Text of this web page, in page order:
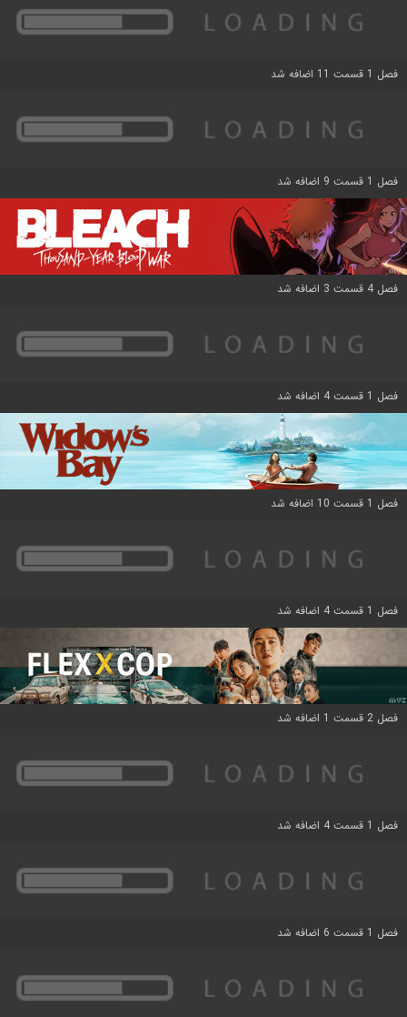
فصل 1 قسمت 11 اضافه شد
فصل 1 قسمت 9 اضافه شد
فصل 4 قسمت 3 اضافه شد
فصل 1 قسمت 4 اضافه شد
فصل 1 قسمت 10 اضافه شد
فصل 1 قسمت 4 اضافه شد
فصل 2 قسمت 1 اضافه شد
فصل 1 قسمت 4 اضافه شد
فصل 1 قسمت 6 اضافه شد